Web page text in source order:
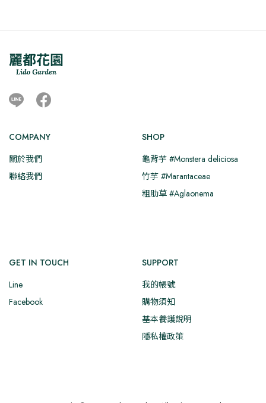
Line Facebook
COMPANY
關於我們
聯絡我們
SHOP
龜背芋 #Monstera deliciosa
竹芋 #Marantaceae
粗肋草 #Aglaonema
GET IN TOUCH
Line
Facebook
SUPPORT
我的帳號
購物須知
基本養護說明
隱私權政策